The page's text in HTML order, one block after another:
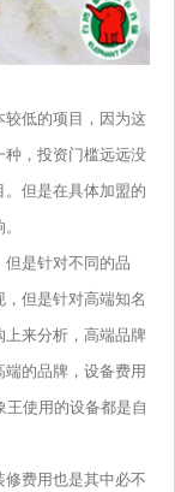
低的项目，因为这
种，投资门槛远远没
但是在具体加盟的
是针对不同的品
但是针对高端知名
来分析，高端品牌
的品牌，设备费用
使用的设备都是自
费用也是其中必不